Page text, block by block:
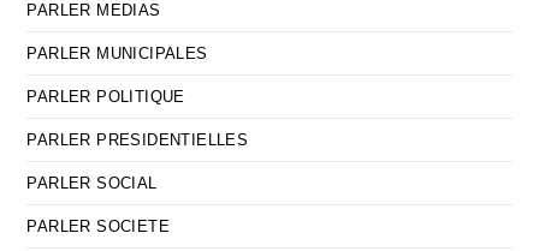
PARLER MEDIAS
PARLER MUNICIPALES
PARLER POLITIQUE
PARLER PRESIDENTIELLES
PARLER SOCIAL
PARLER SOCIETE